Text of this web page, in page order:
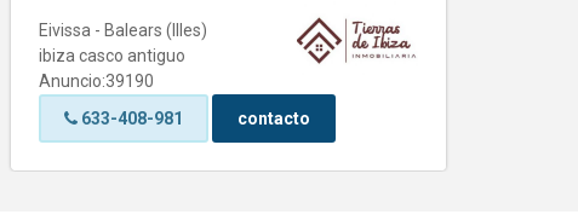
Eivissa - Balears (Illes)
ibiza casco antiguo
Anuncio:39190
633-408-981
contacto